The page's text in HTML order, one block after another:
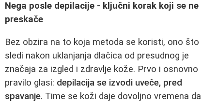
Nega posle depilacije - ključni korak koji se ne
preskače
Bez obzira na to koja metoda se koristi, ono što
sledi nakon uklanjanja dlačica od presudnog je
značaja za izgled i zdravlje kože. Prvo i osnovno
pravilo glasi: depilacija se izvodi uveče, pred
spavanje. Time se koži daje dovoljno vremena da